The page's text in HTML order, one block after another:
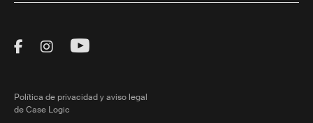
Visit Thule on Facebook (external link)
Visit Thule on Instagram (external link)
Visit Thule on Youtube (external
Política de privacidad y aviso legal
de Case Logic